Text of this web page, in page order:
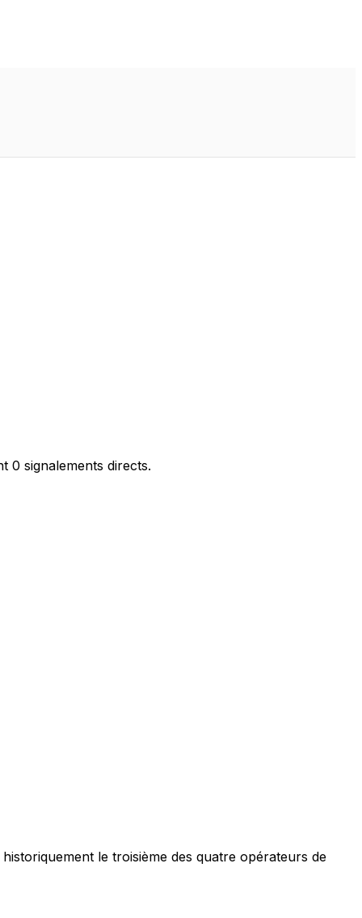
0 signalements directs.
le troisième des quatre opérateurs de